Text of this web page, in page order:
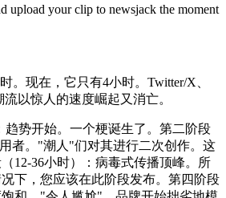
upload your clip to newsjack the moment
。现在，它只有4小时。Twitter/X、
以惊人的速度崛起又消亡。
趋势开始。一个梗诞生了。第二阶段
用者。"潮人"们对其进行二次创作。这
12-36小时）：病毒式传播顶峰。所
下，您应该在此阶段发布。第四阶段